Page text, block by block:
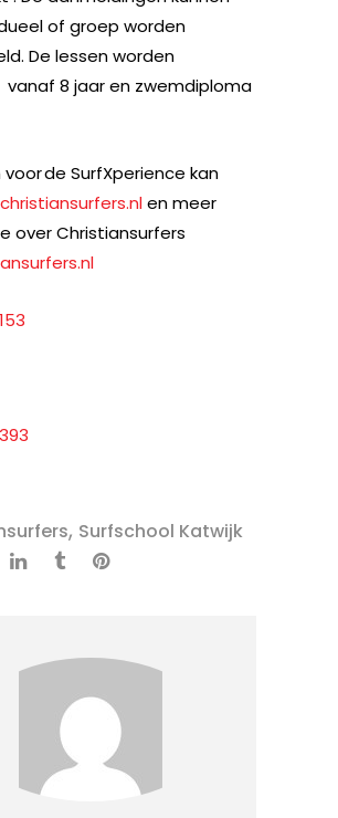
of groep worden
De lessen worden
8 jaar en zwemdiploma
de SurfXperience kan
en meer
over Christiansurfers
, Surfschool Katwijk